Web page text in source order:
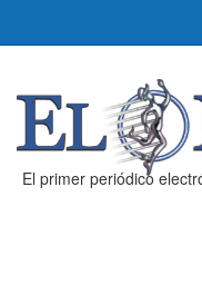
El primer periódico